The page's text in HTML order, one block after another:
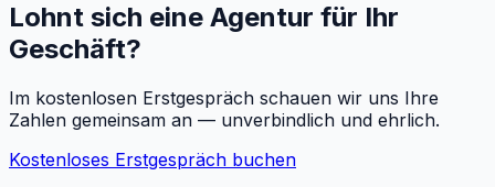
Lohnt sich eine Agentur für Ihr
Geschäft?
Im kostenlosen Erstgespräch schauen wir uns Ihre
Zahlen gemeinsam an — unverbindlich und ehrlich.
Kostenloses Erstgespräch buchen